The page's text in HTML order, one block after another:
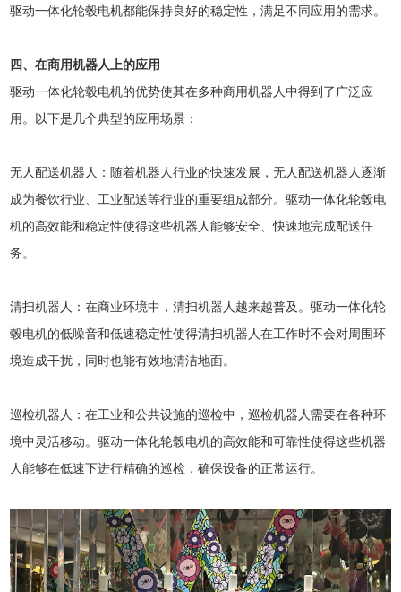
驱动一体化轮毂电机都能保持良好的稳定性，满足不同应用的需求。
四、在商用机器人上的应用
驱动一体化轮毂电机的优势使其在多种商用机器人中得到了广泛应
用。以下是几个典型的应用场景：
无人配送机器人：随着机器人行业的快速发展，无人配送机器人逐渐
成为餐饮行业、工业配送等行业的重要组成部分。驱动一体化轮毂电
机的高效能和稳定性使得这些机器人能够安全、快速地完成配送任
务。
清扫机器人：在商业环境中，清扫机器人越来越普及。驱动一体化轮
毂电机的低噪音和低速稳定性使得清扫机器人在工作时不会对周围环
境造成干扰，同时也能有效地清洁地面。
巡检机器人：在工业和公共设施的巡检中，巡检机器人需要在各种环
境中灵活移动。驱动一体化轮毂电机的高效能和可靠性使得这些机器
人能够在低速下进行精确的巡检，确保设备的正常运行。